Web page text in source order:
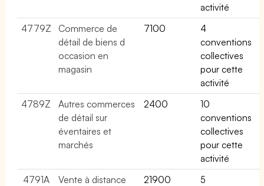
activité
4779Z
Commerce de
détail de biens d
occasion en
magasin
7100
4
conventions
collectives
pour cette
activité
4789Z
Autres commerces
de détail sur
éventaires et
marchés
2400
10
conventions
collectives
pour cette
activité
4791A
Vente à distance
21900
5